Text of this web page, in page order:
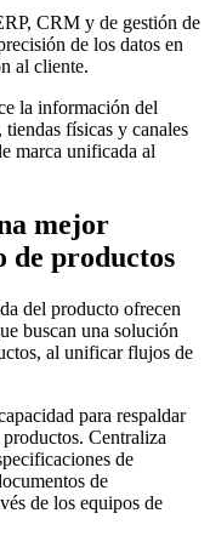
CRM y de gestión de
de los datos en
al cliente.
la información del
físicas y canales
marca unificada al
mejor
de productos
del producto ofrecen
buscan una solución
al unificar flujos de
para respaldar
Centraliza
de
de
de los equipos de